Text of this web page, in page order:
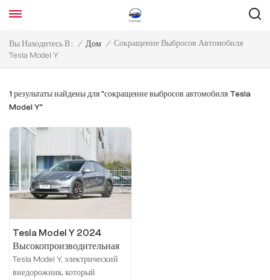
Вы Находитесь В : / Дом / Сокращение Выбросов Автомобиля
Tesla Model Y
1 результаты найдены для "сокращение выбросов автомобиля Tesla
Model Y"
Tesla Model Y 2024
Высокопроизводительная
версия Performance
Tesla Model Y, электрический
внедорожник, который